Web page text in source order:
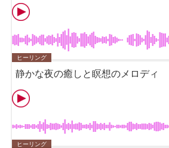
静かな夜の癒しと瞑想のメロディ
ヒーリング
ヒーリング